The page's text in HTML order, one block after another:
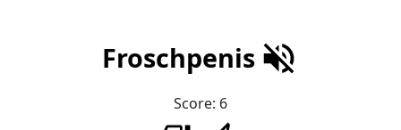
Froschpenis
Score: 6